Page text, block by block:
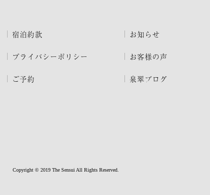
宿泊約款
プライバシーポリシー
ご予約
お知らせ
お客様の声
泉翠ブログ
Copyright © 2019 The Sensui All Rights Reserved.